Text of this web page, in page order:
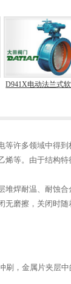
D941X电动法兰式
等许多领域中得到
烯等。由于结构特
堆焊耐温、耐蚀合
无磨擦，关闭时随
刷，金属片夹层